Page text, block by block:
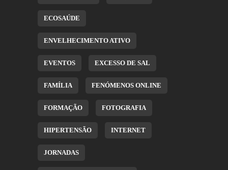
ECOSAÚDE
ENVELHECIMENTO ATIVO
EVENTOS EXCESSO DE SAL
FAMÍLIA FENÓMENOS ONLINE
FORMAÇÃO FOTOGRAFIA
HIPERTENSÃO INTERNET
JORNADAS